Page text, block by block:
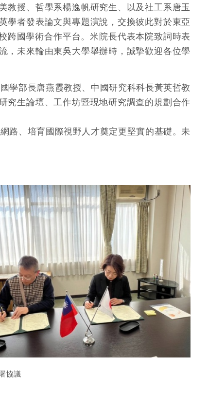
教授、哲學系楊逸帆研究生、以及社工系唐玉
學者發表論文與專題演說，交換彼此對於東亞
跨國學術合作平台。米院長代表本院致詞時表
，未來輪由東吳大學舉辦時，誠摯歡迎各位學
學部長唐燕霞教授、中國研究科科長黃英哲教
究生論壇、工作坊暨現地研究調查的規劃合作
路、培育國際視野人才奠定更堅實的基礎。未
協議